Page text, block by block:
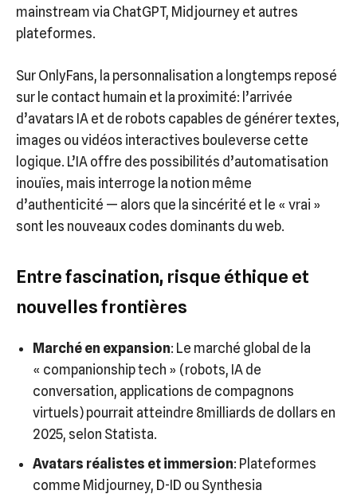
mainstream via ChatGPT, Midjourney et autres
plateformes.
Sur OnlyFans, la personnalisation a longtemps reposé
sur le contact humain et la proximité: l’arrivée
d’avatars IA et de robots capables de générer textes,
images ou vidéos interactives bouleverse cette
logique. L’IA offre des possibilités d’automatisation
inouïes, mais interroge la notion même
d’authenticité — alors que la sincérité et le « vrai »
sont les nouveaux codes dominants du web.
Entre fascination, risque éthique et
nouvelles frontières
Marché en expansion: Le marché global de la
« companionship tech » (robots, IA de
conversation, applications de compagnons
virtuels) pourrait atteindre 8milliards de dollars en
2025, selon Statista.
Avatars réalistes et immersion: Plateformes
comme Midjourney, D-ID ou Synthesia